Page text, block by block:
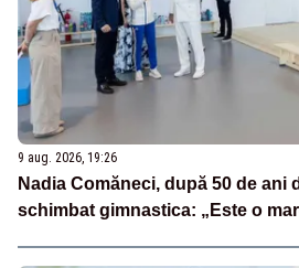
9 aug. 2026, 19:26
Nadia Comăneci, după 50 de ani
schimbat gimnastica: „Este o